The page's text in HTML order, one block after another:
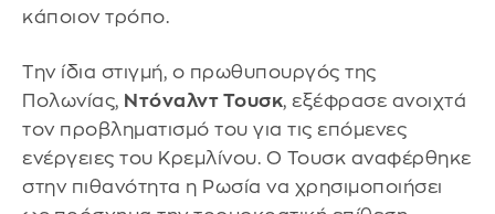
κάποιον τρόπο.
Την ίδια στιγμή, ο πρωθυπουργός της
Πολωνίας, Ντόναλντ Τουσκ, εξέφρασε ανοιχτά
τον προβληματισμό του για τις επόμενες
ενέργειες του Κρεμλίνου. Ο Τουσκ αναφέρθηκε
στην πιθανότητα η Ρωσία να χρησιμοποιήσει